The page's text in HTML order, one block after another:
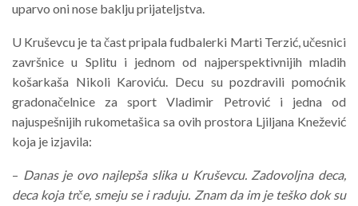
uparvo oni nose baklju prijateljstva.
U Kruševcu je ta čast pripala fudbalerki Marti Terzić, učesnici
završnice u Splitu i jednom od najperspektivnijih mladih
košarkaša Nikoli Karoviću. Decu su pozdravili pomoćnik
gradonačelnice za sport Vladimir Petrović i jedna od
najuspešnijih rukometašica sa ovih prostora Ljiljana Knežević
koja je izjavila:
– Danas je ovo najlepša slika u Kruševcu. Zadovoljna deca,
deca koja trče, smeju se i raduju. Znam da im je teško dok su